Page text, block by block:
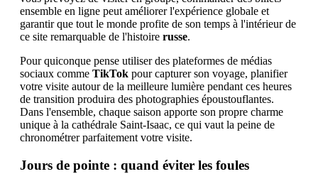
ensemble en ligne peut améliorer l'expérience globale et
garantir que tout le monde profite de son temps à l'intérieur de
ce site remarquable de l'histoire russe.
Pour quiconque pense utiliser des plateformes de médias
sociaux comme TikTok pour capturer son voyage, planifier
votre visite autour de la meilleure lumière pendant ces heures
de transition produira des photographies époustouflantes.
Dans l'ensemble, chaque saison apporte son propre charme
unique à la cathédrale Saint-Isaac, ce qui vaut la peine de
chronométrer parfaitement votre visite.
Jours de pointe : quand éviter les foules